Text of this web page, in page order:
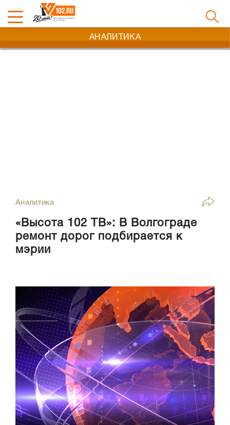
АНАЛИТИКА
Аналитика
«Высота 102 ТВ»: В Волгограде
ремонт дорог подбирается к
мэрии